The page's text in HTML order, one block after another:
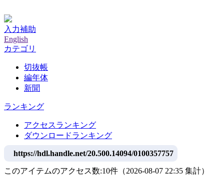
入力補助
English
カテゴリ
切抜帳
編年体
新聞
ランキング
アクセスランキング
ダウンロードランキング
https://hdl.handle.net/20.500.14094/0100357757
このアイテムのアクセス数:10件 （2026-08-07 22:35 集計）